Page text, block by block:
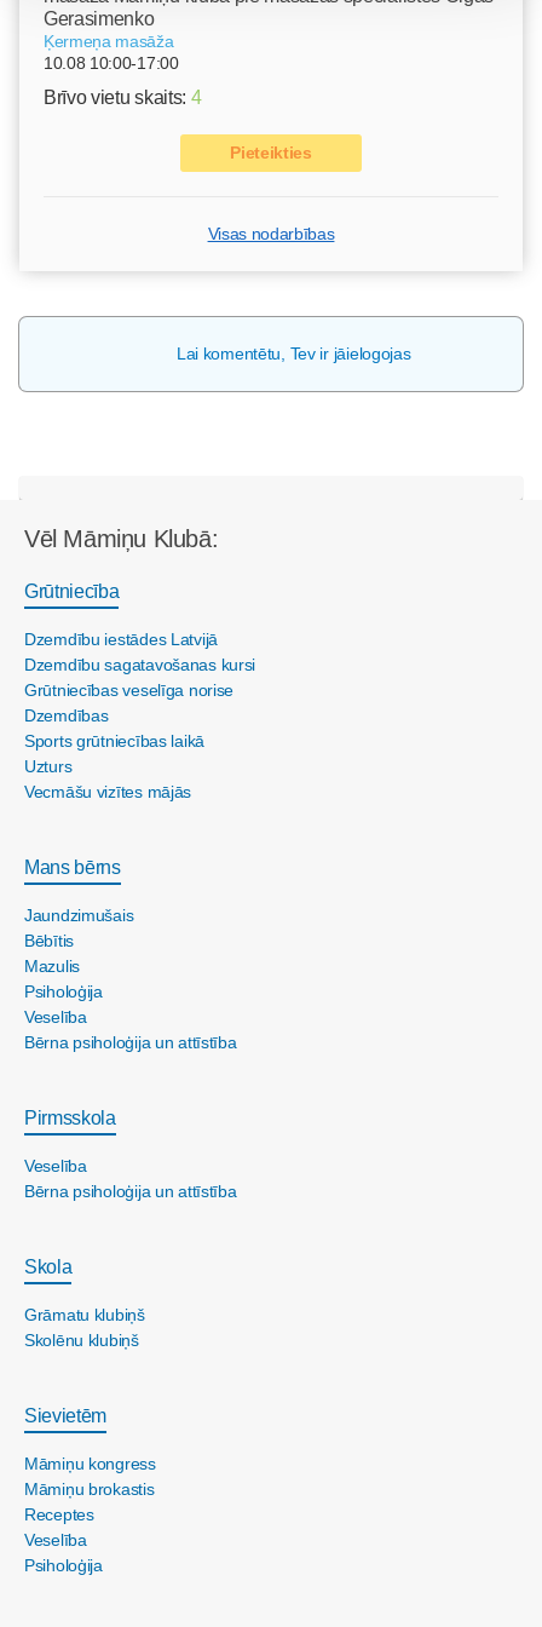
Gerasimenko
Ķermeņa masāža
10.08 10:00-17:00
Brīvo vietu skaits: 4
Pieteikties
Visas nodarbības
Lai komentētu, Tev ir jāielogojas
Vēl Māmiņu Klubā:
Grūtniecība
Dzemdību iestādes Latvijā
Dzemdību sagatavošanas kursi
Grūtniecības veselīga norise
Dzemdības
Sports grūtniecības laikā
Uzturs
Vecmāšu vizītes mājās
Mans bērns
Jaundzimušais
Bēbītis
Mazulis
Psiholoģija
Veselība
Bērna psiholoģija un attīstība
Pirmsskola
Veselība
Bērna psiholoģija un attīstība
Skola
Grāmatu klubiņš
Skolēnu klubiņš
Sievietēm
Māmiņu kongress
Māmiņu brokastis
Receptes
Veselība
Psiholoģija